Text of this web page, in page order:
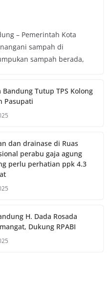
– Pemerintah Kota
sampah di
sampah berada,
Bandung Tutup TPS Kolong
Pasupati
dan drainase di Ruas
perabu gaja agung
perlu perhatian ppk 4.3
H. Dada Rosada
Dukung RPABI